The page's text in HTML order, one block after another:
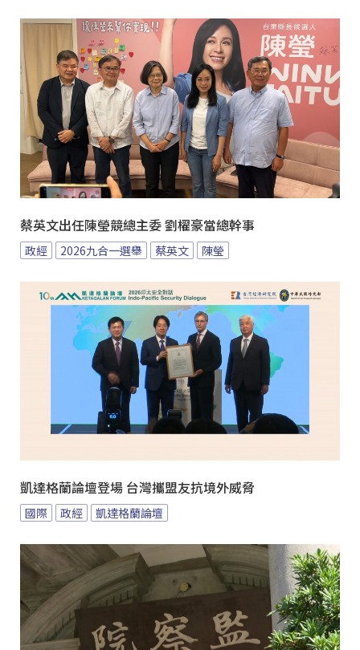
蔡英文出任陳瑩競總主委 劉櫂豪當總幹事
政經 2026九合一選舉 蔡英文 陳瑩
凱達格蘭論壇登場 台灣攜盟友抗境外威脅
國際 政經 凱達格蘭論壇